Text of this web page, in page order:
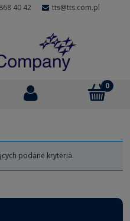
40 42 tts@tts.com.pl
podane kryteria.